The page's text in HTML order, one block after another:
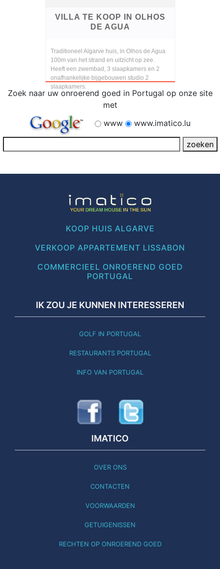
VILLA TE KOOP IN OLHOS
DE AGUA
Traditioneel Algarve huis, in Olhos de Agua
100m van het strand en uitzicht op zee.
Heeft een zwembad, 3 slaapkamers en 2
onafhankelijke bijgebouwen studio 2
slaapkamers.
Zoek naar uw onroerend goed in Portugal op onze site
met
www
www.imatico.lu
KOOP HUIS ALGARVE
VERKOOP APPARTEMENT LISSABON
COMMERCIEEL ONROEREND GOED
PORTUGAL
IK ZOU JE KUNNEN INTERESSEREN
GOLF IN PORTUGAL
RESTAURANTS PORTUGAL
INFO VAN PORTUGAL
IMATICO
OVER ONS
CONTACTEN
VOORWAARDEN
GETUIGENISSEN
RECHTEN OP ONROEREND GOED